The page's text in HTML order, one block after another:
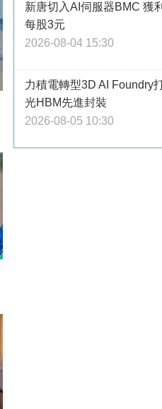
新唐切入AI伺服器BMC 獲
每股3元
2026-08-04 15:30
力積電轉型3D AI Foundry
光HBM先進封裝
2026-08-05 10:30